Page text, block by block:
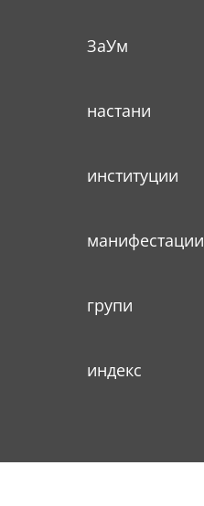
ЗаУм
настани
институции
манифестации
групи
индекс